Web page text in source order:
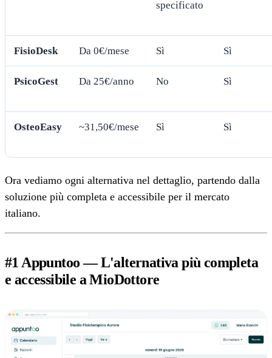
specificato
FisioDesk Da 0€/mese Sì Sì
PsicoGest Da 25€/anno No Sì
OsteoEasy ~31,50€/mese Sì Sì
Ora vediamo ogni alternativa nel dettaglio, partendo dalla
soluzione più completa e accessibile per il mercato
italiano.
#1 Appuntoo — L'alternativa più completa
e accessibile a MioDottore